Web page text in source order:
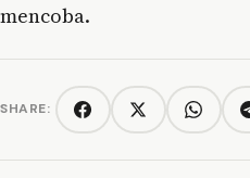
mencoba.
SHARE: FacebookTwitter/X